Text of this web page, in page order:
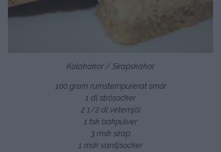
Kolakakor / Sirapskakor
100 gram rumstempurerat smör
1 dl strösocker
2 1/2 dl vetemjöl
1 tsk bakpulver
3 msk sirap
1 msk vaniljsocker